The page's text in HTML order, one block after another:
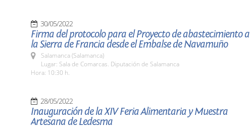
30/05/2022
Firma del protocolo para el Proyecto de abastecimiento a
la Sierra de Francia desde el Embalse de Navamuño
Salamanca (Salamanca)
Lugar: Sala de Comarcas. Diputación de Salamanca
Hora: 10:30 h.
28/05/2022
Inauguración de la XIV Feria Alimentaria y Muestra
Artesana de Ledesma